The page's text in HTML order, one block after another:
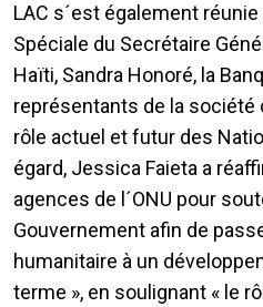
LAC s´est également
Spéciale du Secrétaire
Haïti, Sandra Honoré, la
représentants de la société
rôle actuel et futur des
égard, Jessica Faieta a
agences de l´ONU pour
Gouvernement afin de
humanitaire à un
terme », en soulignant « le